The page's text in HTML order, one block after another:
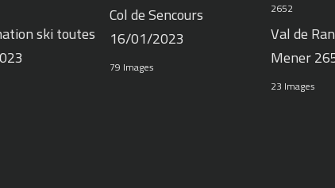
ski toutes
Col de Sencours
16/01/2023
79 Images
Val de
Mener
23 Images